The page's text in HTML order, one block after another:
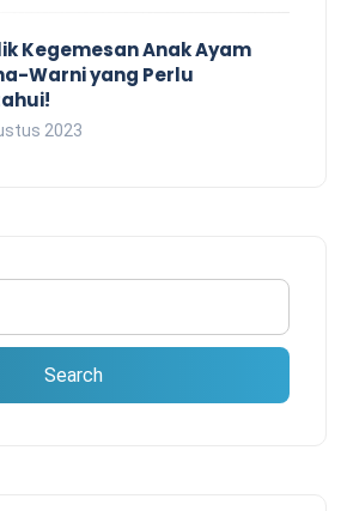
Kegemesan Anak Ayam
Warni yang Perlu
2023